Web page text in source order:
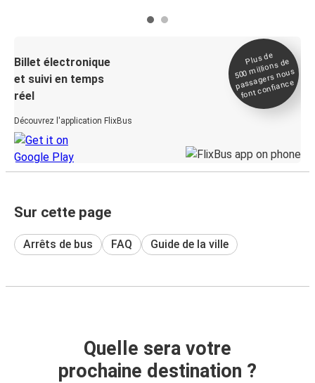
Billet électronique
et suivi en temps
réel
Découvrez l'application FlixBus
Plus de
500
millions de
passagers nous
font confiance
Sur cette page
Arrêts de bus FAQ Guide de la ville
Quelle sera votre
prochaine destination ?